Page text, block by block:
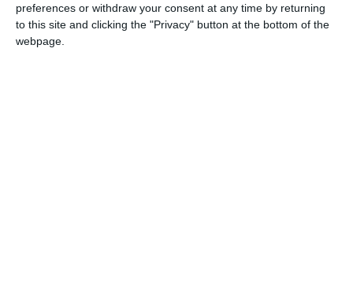
preferences or withdraw your consent at any time by returning
to this site and clicking the "Privacy" button at the bottom of the
webpage.
de Cercetare din Constanța. Conflictul subliniază dificultățile pe
care instituțiile de cercetare cu tradiție le întâmpină în procesul de
autorizare și conformare la reglementările de mediu actuale, extrem